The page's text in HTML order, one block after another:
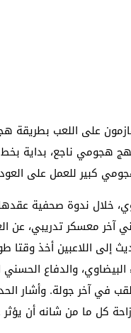
على اللعب بطريقة
هجومي ناجع، بداية بخط
كبير للعمل على
خلال ندوة صحفية
آخر معسكر تدريبي، عن
إلى اللاعبين أخذ وقتا
البيضاوي، والدفاع
في آخر جولة. وأشار
كل ما من شانه أن يؤثر